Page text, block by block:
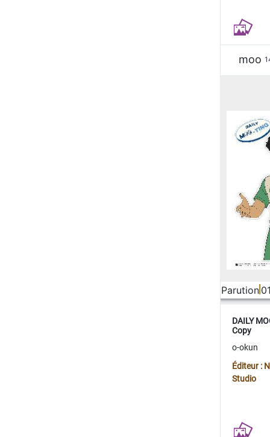
moo
Parution
DAILY
Copy
o-okun
Éditeur :
Studio